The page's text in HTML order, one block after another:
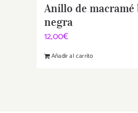
Anillo de
negra
12,00€
Añadir al carrito